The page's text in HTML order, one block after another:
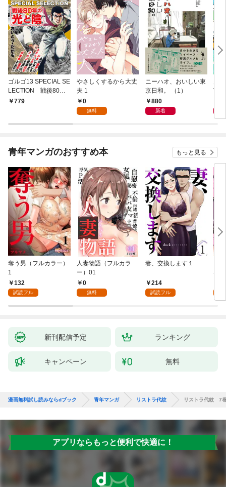
ゴルゴ13 SPECIAL SE
LECTION 戦後80年
の光と陰
779
やさしくするから大丈
夫 1
0
無料
ニーハオ、おいしい東
京日和。 （1）
880
新着
TY
青年マンガのおすすめ本 もっと見る
奪う男（フルカラー）
1
132
試読フル
人妻物語（フルカラ
ー）01
0
無料
妻、交換します１
214
試読フル
な
新刊配信予定 ランキング
キャンペーン 無料
漫画無料試し読みならdブック 青年マンガ リストラ代紋 リストラ代紋 7
アプリならもっと便利で快適に！